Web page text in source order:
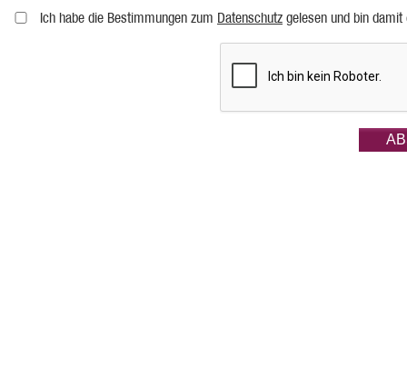
Ich habe die Bestimmungen zum Datenschutz gelesen und bin